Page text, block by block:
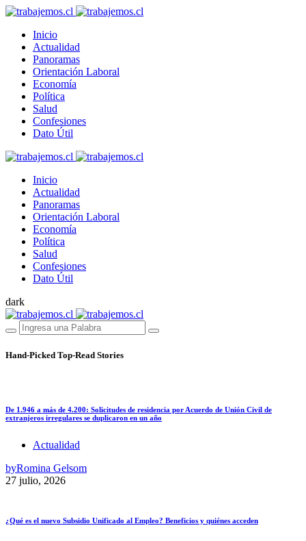
Inicio
Actualidad
Panoramas
Orientación Laboral
Economía
Política
Salud
Confesiones
Dato Útil
Inicio
Actualidad
Panoramas
Orientación Laboral
Economía
Política
Salud
Confesiones
Dato Útil
dark
Hand-Picked Top-Read Stories
De 1.946 a más de 4.200: Solicitudes de residencia por Acuerdo de Unión Civil de
extranjeros irregulares se duplicaron en un año
Actualidad
byRomina Gelsom
27 julio, 2026
¿Qué es el nuevo Subsidio Unificado al Empleo? Beneficios y quiénes acceden